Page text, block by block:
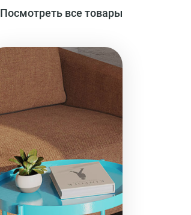
Посмотреть все товары